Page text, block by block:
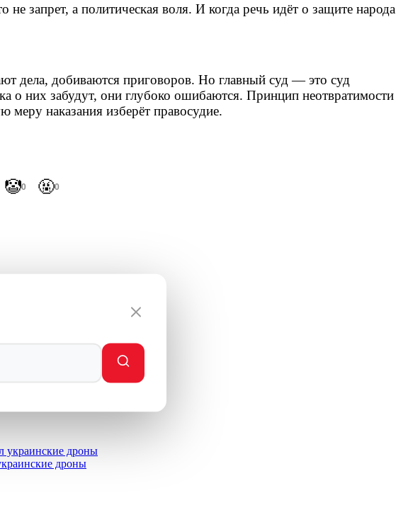
запрет, а политическая воля. И когда речь идёт о защите народа
дела, добиваются приговоров. Но главный суд — это суд
о них забудут, они глубоко ошибаются. Принцип неотвратимости
наказания изберёт правосудие.
🤡0 🤬0
дроны